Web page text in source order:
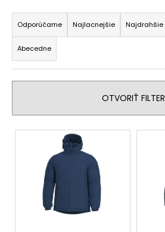
R
a
d
e
n
p
r
Odporúčame Najlacnejšie Najdrahšie
Abecedne
OTVORIŤ FILTER
V
HĽADAŤ
O
d
r
ú